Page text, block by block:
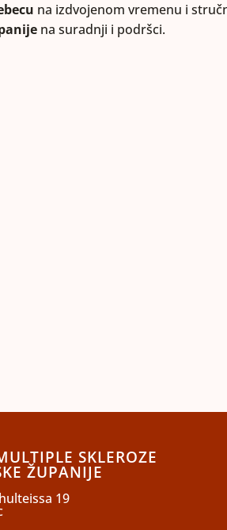
na izdvojenom vremenu i
na suradnji i podršci.
SKLEROZE
ŽUPANIJE
19